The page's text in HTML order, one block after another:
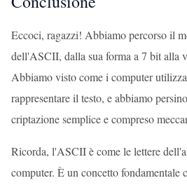
Eccoci, ragazzi! Abbiamo percorso il
dell'ASCII, dalla sua forma a 7 bit alla
Abbiamo visto come i computer
rappresentare il testo, e abbiamo
criptazione semplice e compreso
Ricorda, l'ASCII è come le lettere
computer. È un concetto fondamentale